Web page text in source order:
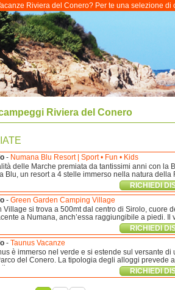
Riviera del Conero? Per te una selezione
Riviera del Conero
- Numana Blu Resort | Sport • Fun • Kids
delle Marche premiata da tantissimi anni con la
Blu, un resort a 4 stelle immerso nella natura della
RICHIEDI
- Green Garden Camping Village
Village si trova a 500mt dal centro di Sirolo, cuore
a Numana, anch’essa raggiungibile a piedi. Il
RICHIEDI
- Taunus Vacanze
è immerso nel verde e si estende sul versante di
del Conero. La tipologia degli alloggi prevede
...
RICHIEDI